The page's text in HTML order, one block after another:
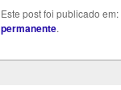
Este post foi publicado em:
permanente.